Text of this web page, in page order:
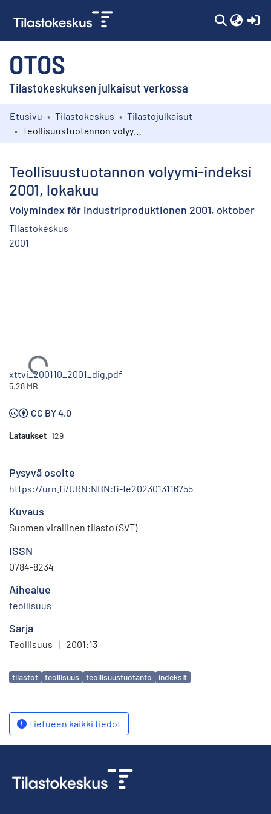
OTOS
Tilastokeskuksen julkaisut verkossa
Kokoelmat
Etusivu Tilastokeskus
Tilastojulkaisut
Teollisuustuotannon volyymi-indeksi
2001, lokakuu
Volymindex för industriproduktionen 2001, oktober
Tilastokeskus
2001
Ladataan...
xttvi_200110_2001_dig.pdf
5.28 MB
CC BY 4.0
Lataukset 129
Pysyvä osoite
https://urn.fi/URN:NBN:fi-fe2023013116755
Kuvaus
Suomen virallinen tilasto (SVT)
ISSN
0784-8234
Aihealue
teollisuus
Sarja
Teollisuus | 2001:13
Avainsanat
tilastot teollisuus teollisuustuotanto indeksit
Tietueen kaikki tiedot